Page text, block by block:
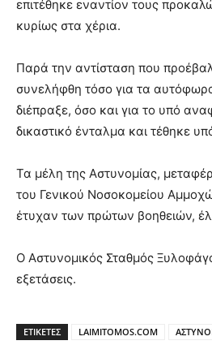
επιτέθηκε εναντίον τους
κυρίως στα χέρια.
Παρά την αντίσταση που
συνελήφθη τόσο για τα
διέπραξε, όσο και για το υπό
δικαστικό ένταλμα και τέθηκε
Τα μέλη της Αστυνομίας,
του Γενικού Νοσοκομείου
έτυχαν των πρώτων βοηθειών,
Ο Αστυνομικός Σταθμός
εξετάσεις.
ΕΤΙΚΕΤΕΣ LAIMITOMOS.COM